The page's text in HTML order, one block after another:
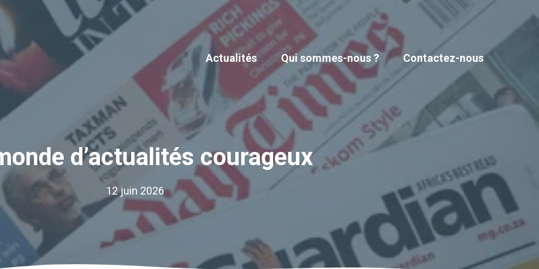
Actualités
Qui sommes-nous ? Contactez-nous
d’actualités courageux
12 juin 2026